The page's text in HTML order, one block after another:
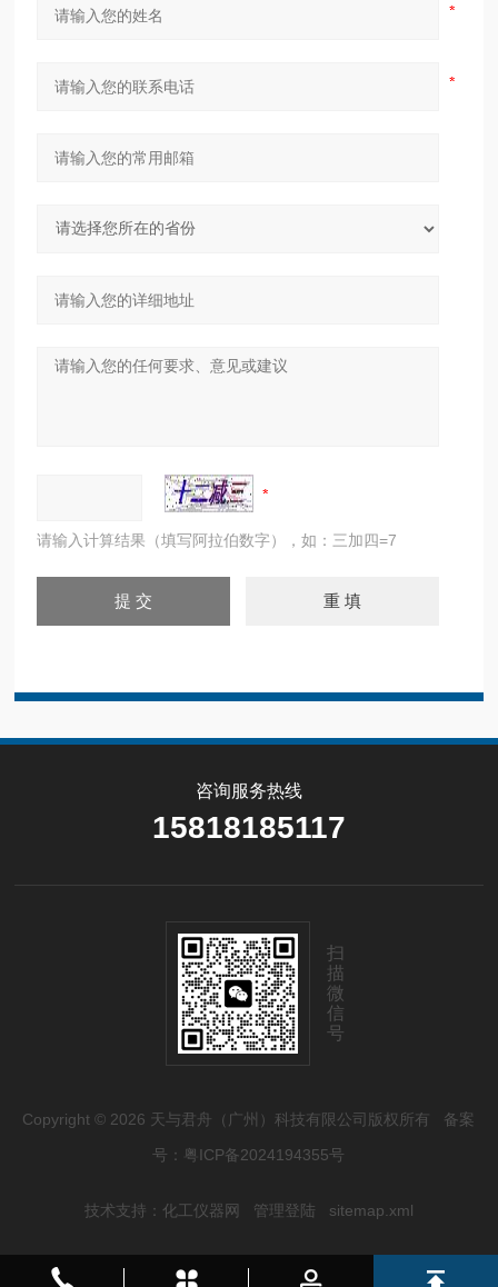
请输入计算结果（填写阿拉伯数字），如：三加四=7
咨询服务热线
15818185117
扫
描
微
信
号
Copyright © 2026 天与君舟（广州）科技有限公司版权所有 备案
号：粤ICP备2024194355号
技术支持： 化工仪器网 管理登陆 sitemap.xml